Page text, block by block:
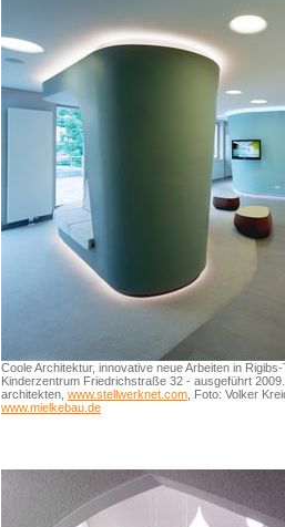
Coole Architektur, innovative neue Arbeiten in
Kinderzentrum Friedrichstraße 32 - ausgeführt
architekten, www.stellwerknet.com , Foto: Volker
www.mielkebau.de